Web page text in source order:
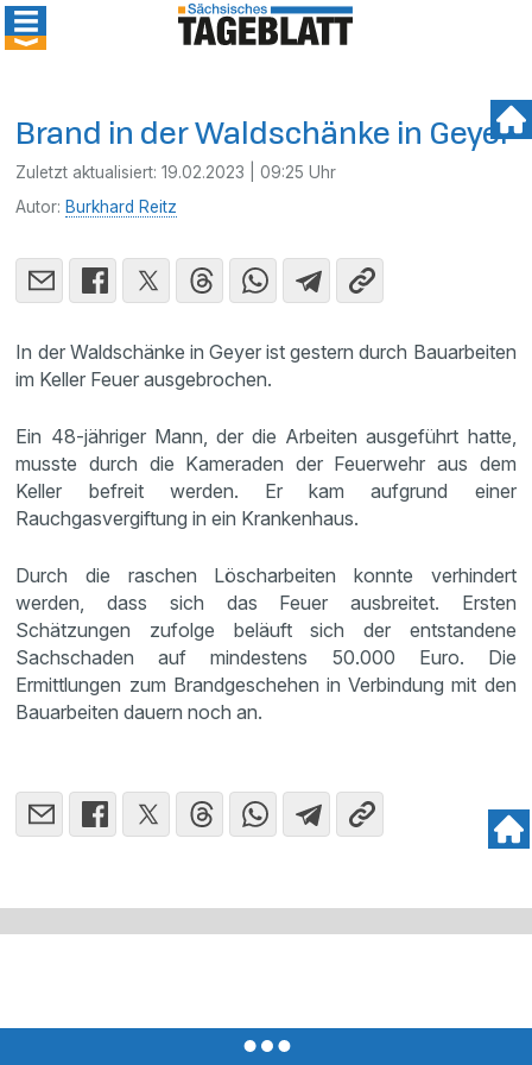
Brand in der Waldschänke in Geyer
Zuletzt aktualisiert:19.02.2023 | 09:25 Uhr
Autor: Burkhard Reitz
In der Waldschänke in Geyer ist gestern durch Bauarbeiten
im Keller Feuer ausgebrochen.
Ein 48-jähriger Mann, der die Arbeiten ausgeführt hatte,
musste durch die Kameraden der Feuerwehr aus dem
Keller befreit werden. Er kam aufgrund einer
Rauchgasvergiftung in ein Krankenhaus.
Durch die raschen Löscharbeiten konnte verhindert
werden, dass sich das Feuer ausbreitet. Ersten
Schätzungen zufolge beläuft sich der entstandene
Sachschaden auf mindestens 50.000 Euro. Die
Ermittlungen zum Brandgeschehen in Verbindung mit den
Bauarbeiten dauern noch an.